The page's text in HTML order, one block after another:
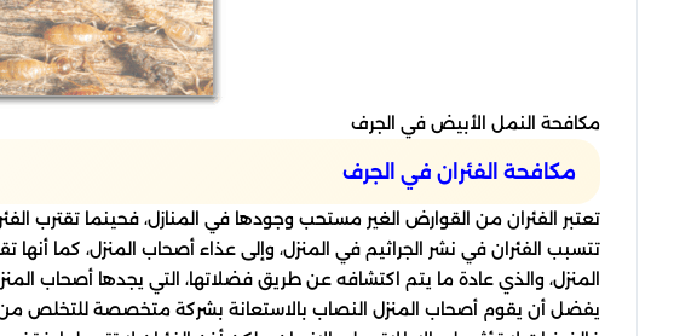
مكافحة النمل الأبيض في الجرف
مكافحة الفئران في الجرف
تعتبر الفئران من القوارض الغير مستحب وجودها في المنازل، فحينما تقترب
تتسبب الفئران في نشر الجراثيم في المنزل، وإلى عذاء أصحاب المنزل، كما أنها
المنزل، والذي عادة ما يتم اكتشافه عن طريق فضلاتها، التي يجدها أصحاب
يفضل أن يقوم أصحاب المنزل النصاب بالاستعانة بشركة متخصصة للتخلص من